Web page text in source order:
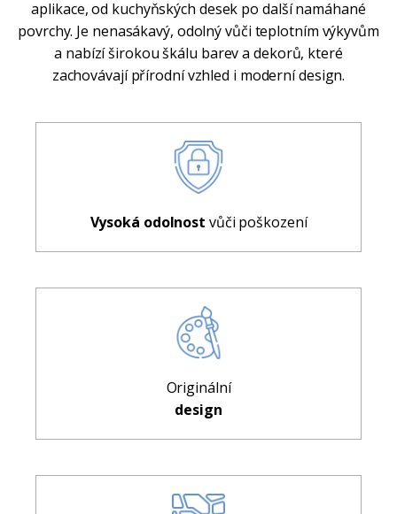
aplikace, od kuchyňských desek po další namáhané
povrchy. Je nenasákavý, odolný vůči teplotním výkyvům
a nabízí širokou škálu barev a dekorů, které
zachovávají přírodní vzhled i moderní design.
Vysoká odolnost vůči poškození
Originální
design